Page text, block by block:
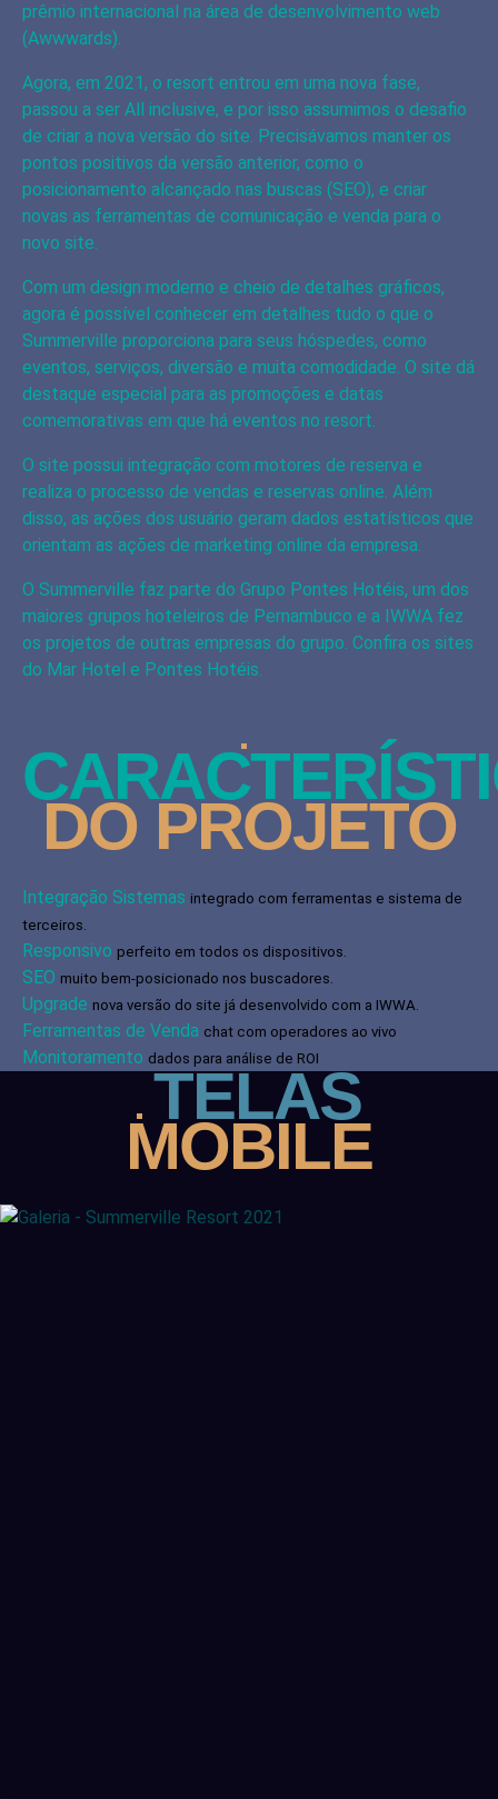
prêmio internacional na área de desenvolvimento web
(Awwwards).
Agora, em 2021, o resort entrou em uma nova fase,
passou a ser All inclusive, e por isso assumimos o desafio
de criar a nova versão do site. Precisávamos manter os
pontos positivos da versão anterior, como o
posicionamento alcançado nas buscas (SEO), e criar
novas as ferramentas de comunicação e venda para o
novo site.
Com um design moderno e cheio de detalhes gráficos,
agora é possível conhecer em detalhes tudo o que o
Summerville proporciona para seus hóspedes, como
eventos, serviços, diversão e muita comodidade. O site dá
destaque especial para as promoções e datas
comemorativas em que há eventos no resort.
O site possui integração com motores de reserva e
realiza o processo de vendas e reservas online. Além
disso, as ações dos usuário geram dados estatísticos que
orientam as ações de marketing online da empresa.
O Summerville faz parte do Grupo Pontes Hotéis, um dos
maiores grupos hoteleiros de Pernambuco e a IWWA fez
os projetos de outras empresas do grupo. Confira os sites
do Mar Hotel e Pontes Hotéis.
DO PROJETO
Integração Sistemas integrado com ferramentas e sistema de
terceiros.
Responsivo perfeito em todos os dispositivos.
SEO muito bem-posicionado nos buscadores.
Upgrade nova versão do site já desenvolvido com a IWWA.
Ferramentas de Venda chat com operadores ao vivo
Monitoramento dados para análise de ROI
TELAS
MOBILE